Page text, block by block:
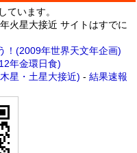
います。
火星大接近 サイトはすでに
！(2009年世界天文年企画)
年金環日食)
星・土星大接近) - 結果速報